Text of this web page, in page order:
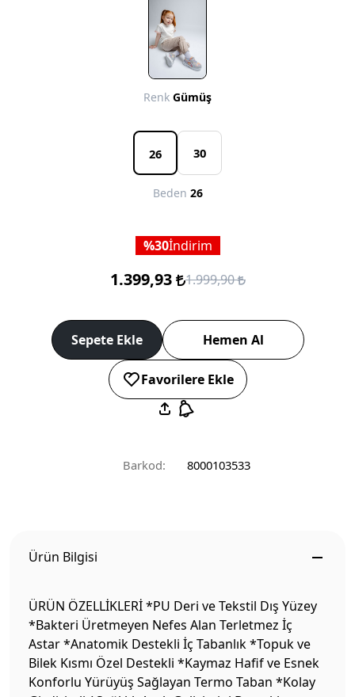
Renk Gümüş
26 30
Beden 26
30İndirim
1.399,93 1.999,90
Sepete Ekle Hemen Al
Favorilere Ekle
Barkod: 8000103533
Ürün Bilgisi
ÜRÜN ÖZELLİKLERİ *PU Deri ve Tekstil Dış Yüzey
*Bakteri Üretmeyen Nefes Alan Terletmez İç
Astar *Anatomik Destekli İç Tabanlık *Topuk ve
Bilek Kısmı Özel Destekli *Kaymaz Hafif ve Esnek
Konforlu Yürüyüş Sağlayan Termo Taban *Kolay